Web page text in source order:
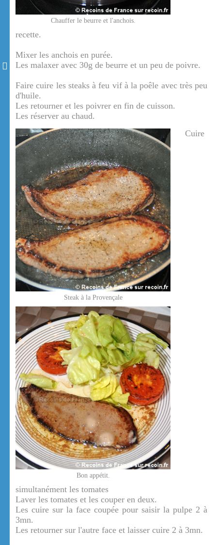
Chauffer le beurre et l'anchois.
recette.
Mixer les anchois en purée.
Les malaxer avec 30g de beurre et un peu de poivre.
Faire cuire les steaks à feu vif à la poêle avec très peu
d'huile.
Les retourner et les poivrer en fin de cuisson.
Les réserver au chaud.
Steak à la Provençale
Bon appétit.
Cuire
simultanément les tomates
Laver les tomates et les couper en deux.
Les cuire sur la face coupée pour saisir la pulpe 2 à
3mn.
Les retourner sur l'autre face et laisser cuire 2 à 3mn.